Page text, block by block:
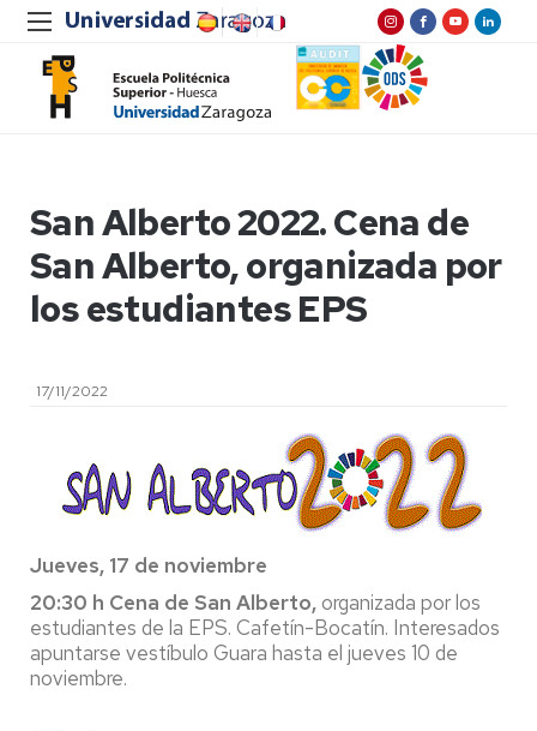
San Alberto 2022. Cena de
San Alberto, organizada por
los estudiantes EPS
17/11/2022
Jueves, 17 de noviembre
20:30 h Cena de San Alberto,organizada por los
estudiantes de la EPS. Cafetín-Bocatín. Interesados
apuntarse vestíbulo Guara hasta el jueves 10 de
noviembre.